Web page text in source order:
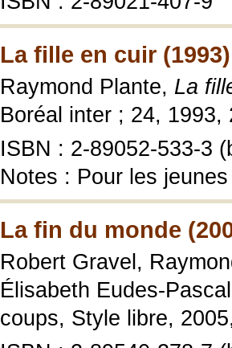
La fille en cuir (1993)
Raymond Plante, La
Boréal inter ; 24, 1993,
ISBN : 2-89052-533-3
Notes : Pour les jeunes
La fin du monde
Robert Gravel,
Élisabeth Eudes-
coups, Style libre,